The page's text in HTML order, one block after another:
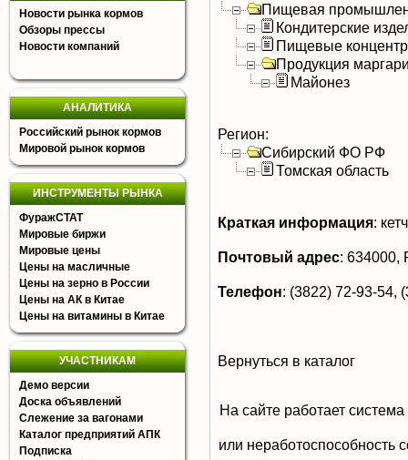
Новости рынка кормов
Обзоры прессы
Новости компаний
АНАЛИТИКА
Российский рынок кормов
Мировой рынок кормов
ИНСТРУМЕНТЫ РЫНКА
ФуражСТАТ
Мировые биржи
Мировые цены
Цены на масличные
Цены на зерно в России
Цены на АК в Китае
Цены на витамины в Китае
УЧАСТНИКАМ
Демо версии
Доска объявлений
Слежение за вагонами
Каталог предприятий АПК
Подписка
Пищевая
Кондитерские
Пищевые
Продукция
Майонез
Регион:
Сибирский ФО РФ
Томская область
Краткая информация:
Почтовый адрес: 634000,
Телефон: (3822) 72-93-54,
Вернуться в каталог
На сайте работает
или неработоспособность